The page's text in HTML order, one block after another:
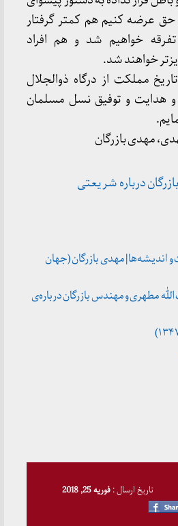
عرضه کنیم هم کمتر گرفتار
خواهیم شد و هم افراد
خواهند شد.
مملکت از درگاه ذوالجلال
هدایت و توفیق نسل مسلمان
مهدی بازرگان
اندیشه‌ها | مهدی بازرگان (جهان
مطهری و مهندس بازرگان درباره‌ی
تاریخ ارسال :فوریه 25, 2018